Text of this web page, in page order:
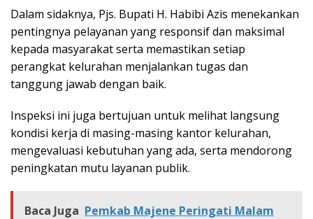
Dalam sidaknya, Pjs. Bupati H. Habibi Azis menekankan
pentingnya pelayanan yang responsif dan maksimal
kepada masyarakat serta memastikan setiap
perangkat kelurahan menjalankan tugas dan
tanggung jawab dengan baik.
Inspeksi ini juga bertujuan untuk melihat langsung
kondisi kerja di masing-masing kantor kelurahan,
mengevaluasi kebutuhan yang ada, serta mendorong
peningkatan mutu layanan publik.
Baca Juga Pemkab Majene Peringati Malam